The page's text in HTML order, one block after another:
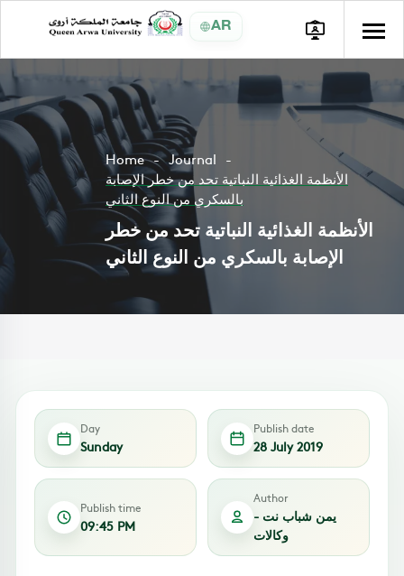
AR
Home
Journal
الأنظمة الغذائية النباتية تحد من خطر الإصابة
بالسكري من النوع الثاني
الأنظمة الغذائية النباتية تحد من خطر
الإصابة بالسكري من النوع الثاني
Day
Sunday
Publish date
28 July 2019
Publish time
09:45 PM
Author
يمن شباب نت -
وكالات